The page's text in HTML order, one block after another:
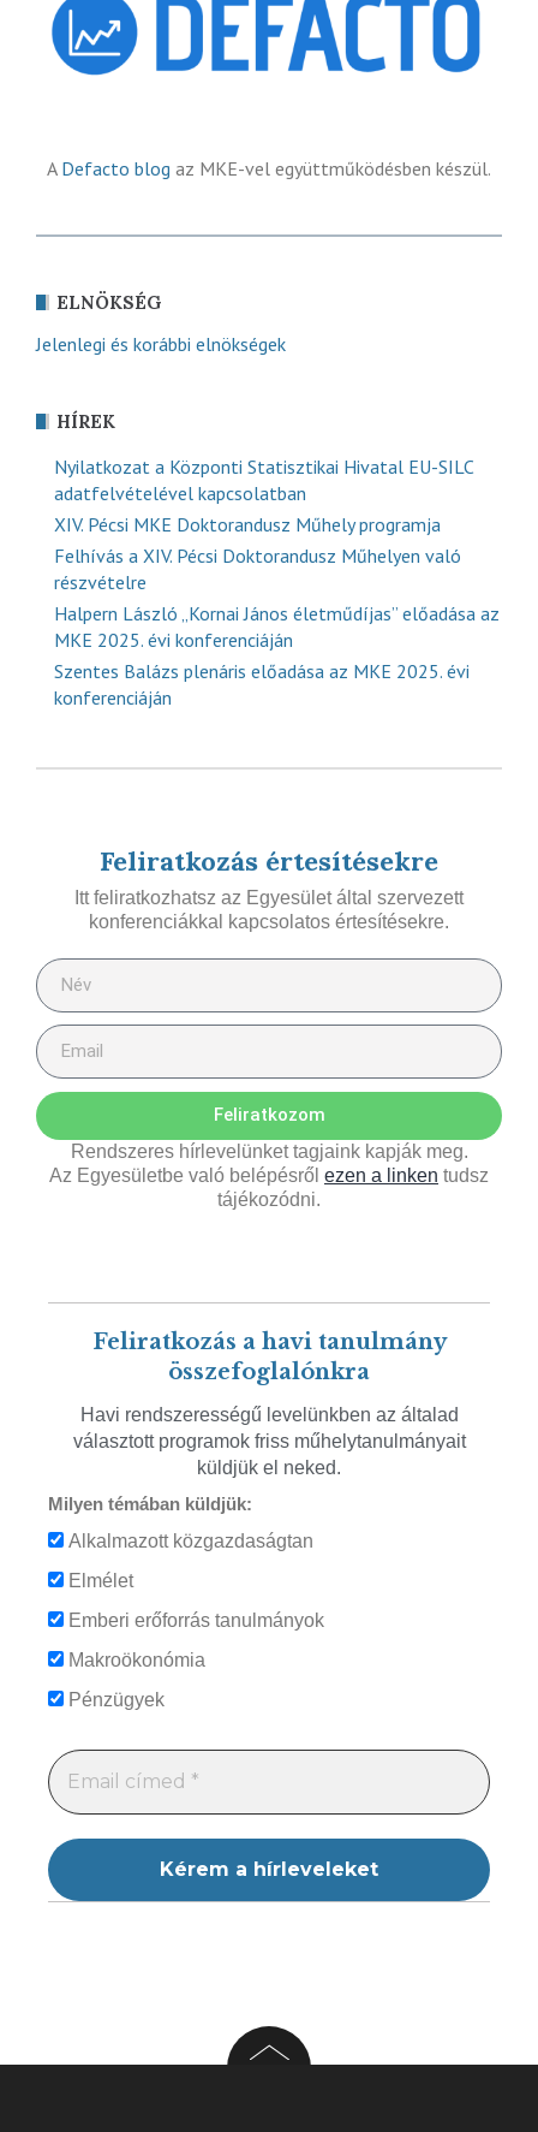
A Defacto blog az MKE-vel együttműködésben készül.
ELNÖKSÉG
Jelenlegi és korábbi elnökségek
HÍREK
Nyilatkozat a Központi Statisztikai Hivatal EU-SILC
adatfelvételével kapcsolatban
XIV. Pécsi MKE Doktorandusz Műhely programja
Felhívás a XIV. Pécsi Doktorandusz Műhelyen való
részvételre
Halpern László „Kornai János életműdíjas” előadása az
MKE 2025. évi konferenciáján
Szentes Balázs plenáris előadása az MKE 2025. évi
konferenciáján
Feliratkozás értesítésekre
Itt feliratkozhatsz az Egyesület által szervezett
konferenciákkal kapcsolatos értesítésekre.
Feliratkozom
Rendszeres hírlevelünket tagjaink kapják meg.
Az Egyesületbe való belépésről ezen a linken tudsz
tájékozódni.
Feliratkozás a havi tanulmány
összefoglalónkra
Havi rendszerességű levelünkben az általad
választott programok friss műhelytanulmányait
küldjük el neked.
Milyen témában küldjük:
Alkalmazott közgazdaságtan
Elmélet
Emberi erőforrás tanulmányok
Makroökonómia
Pénzügyek